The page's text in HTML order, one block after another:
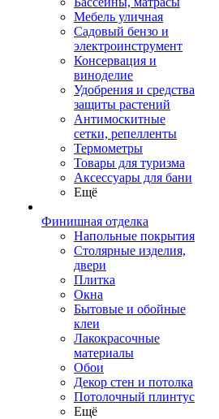
Мебель уличная
Садовый бензо и
электроинструмент
Консервация и
виноделие
Удобрения и средства
защиты растений
Антимоскитные
сетки, репелленты
Термометры
Товары для туризма
Аксессуары для бани
Ещё
Финишная отделка
Напольные покрытия
Столярные изделия,
двери
Плитка
Окна
Бытовые и обойные
клеи
Лакокрасочные
материалы
Обои
Декор стен и потолка
Потолочный плинтус
Ещё